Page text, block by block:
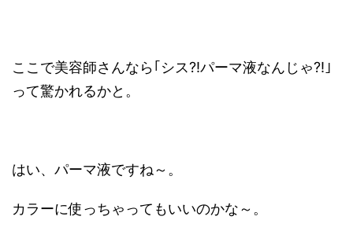
ここで美容師さんなら｢シス?!パーマ液なんじゃ?!｣
って驚かれるかと。
はい、パーマ液ですね～。
カラーに使っちゃってもいいのかな～。